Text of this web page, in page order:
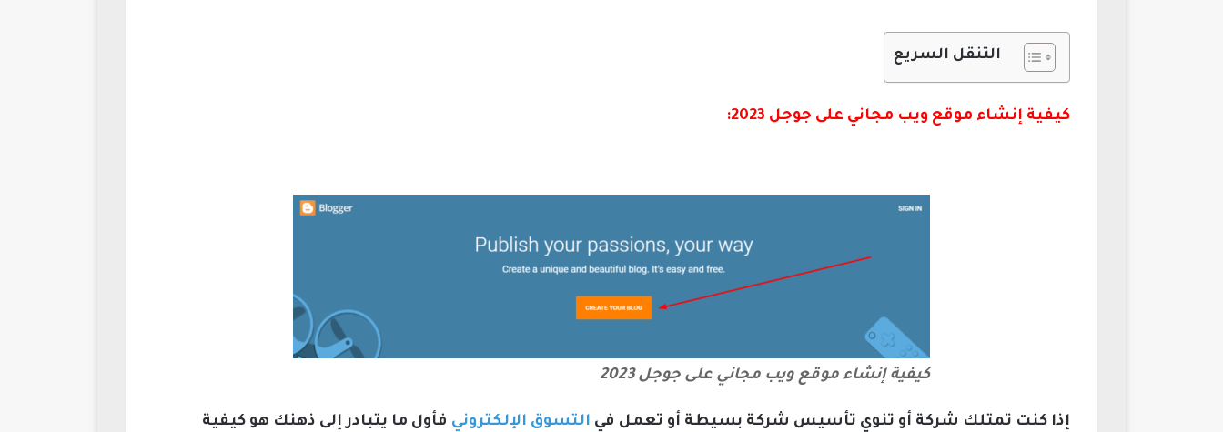
التنقل السريع
كيفية إنشاء موقع ويب مجاني على جوجل 2023:
كيفية إنشاء موقع ويب مجاني على جوجل 2023
إذا كنت تمتلك شركة أو تنوي تأسيس شركة بسيطة أو تعمل في التسوق الإلكتروني فأول ما يتبادر إلى ذهنك هو كيفية